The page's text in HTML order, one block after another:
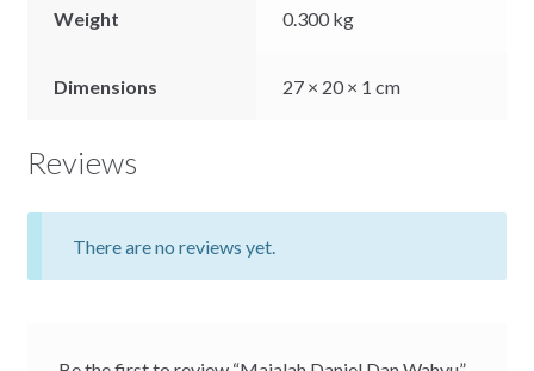
Weight 0.300 kg
Dimensions 27 × 20 × 1 cm
Reviews
There are no reviews yet.